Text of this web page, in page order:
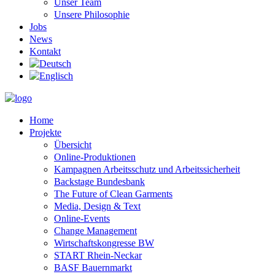
Unser Team
Unsere Philosophie
Jobs
News
Kontakt
Home
Projekte
Übersicht
Online-Produktionen
Kampagnen Arbeitsschutz und Arbeitssicherheit
Backstage Bundesbank
The Future of Clean Garments
Media, Design & Text
Online-Events
Change Management
Wirtschaftskongresse BW
START Rhein-Neckar
BASF Bauernmarkt